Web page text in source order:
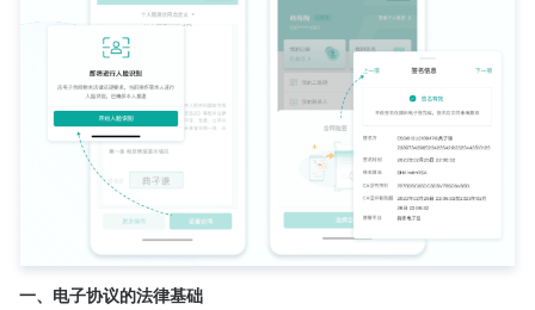
一、电子协议的法律基础